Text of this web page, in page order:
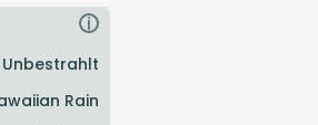
i
Unbestrahlt
Rain